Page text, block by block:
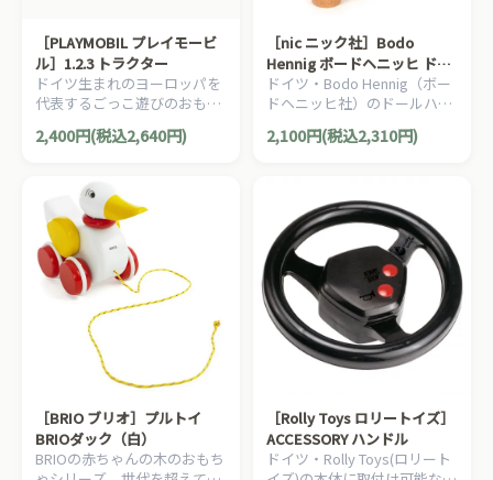
［PLAYMOBIL プレイモービ
ル］1.2.3 トラクター
ドイツ生まれのヨーロッパを
代表するごっこ遊びのおもち
ゃPLAYMOBIL。『1.2.3』シリ
ーズは、18ヶ月から遊べる幼
2,400円(税込2,640円)
［nic ニック社］Bodo
Hennig ボードヘニッヒ ドー
ルハウス 人形の家用 グリー
ンセット
ドイツ・Bodo Hennig（ボー
ドヘニッヒ社）のドールハウ
ス用追加アクセサリー。ドー
ルハウスにピッタリの可愛ら
2,100円(税込2,310円)
［BRIO ブリオ］プルトイ
BRIOダック（白）
BRIOの赤ちゃんの木のおもち
［Rolly Toys ロリートイズ］
ACCESSORY ハンドル
ドイツ・Rolly Toys(ロリート